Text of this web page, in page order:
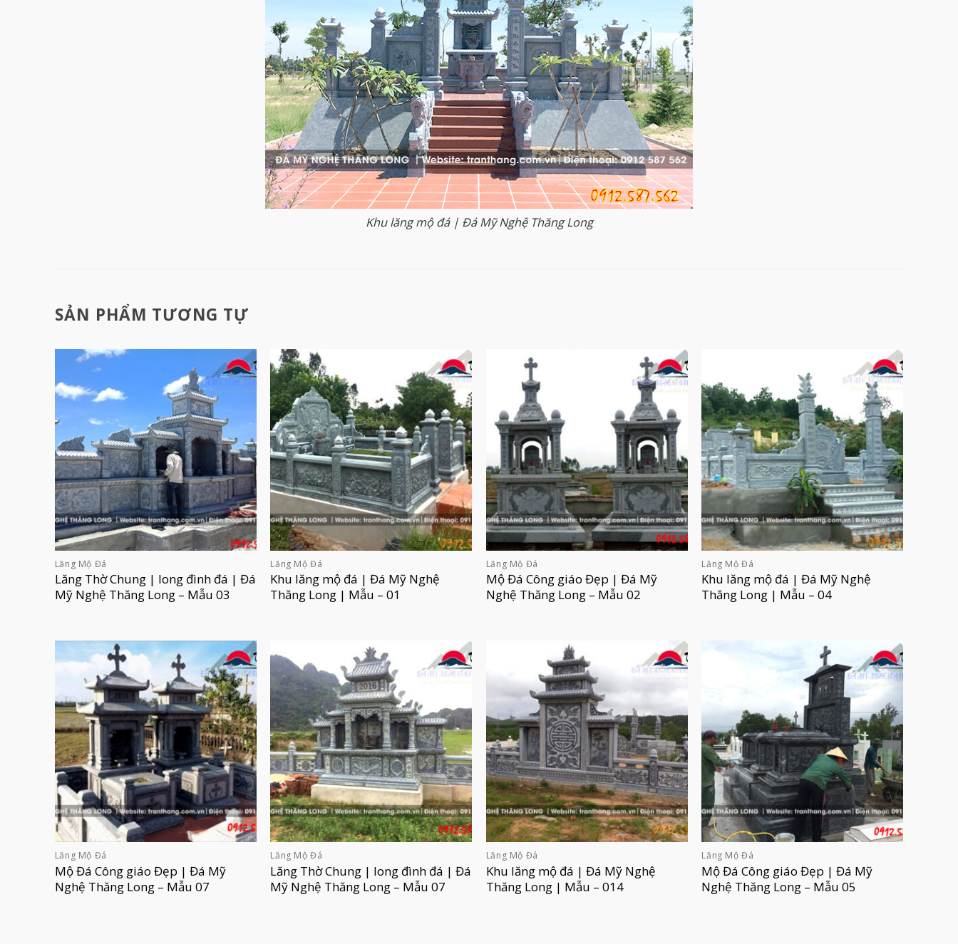
Khu lăng mộ đá | Đá Mỹ Nghệ Thăng Long
SẢN PHẨM TƯƠNG TỰ
Lăng Mộ Đá
Lăng Thờ Chung | long đình đá | Đá
Mỹ Nghệ Thăng Long – Mẫu 03
Lăng Mộ Đá
Khu lăng mộ đá | Đá Mỹ Nghệ
Thăng Long | Mẫu – 01
Lăng Mộ Đá
Mộ Đá Công giáo Đẹp | Đá Mỹ
Nghệ Thăng Long – Mẫu 02
Lăng Mộ Đá
Khu lăng mộ đá | Đá Mỹ Nghệ
Thăng Long | Mẫu – 04
Lăng Mộ Đá
Mộ Đá Công giáo Đẹp | Đá Mỹ
Nghệ Thăng Long – Mẫu 07
Lăng Mộ Đá
Lăng Thờ Chung | long đình đá | Đá
Mỹ Nghệ Thăng Long – Mẫu 07
Lăng Mộ Đá
Khu lăng mộ đá | Đá Mỹ Nghệ
Thăng Long | Mẫu – 014
Lăng Mộ Đá
Mộ Đá Công giáo Đẹp | Đá Mỹ
Nghệ Thăng Long – Mẫu 05